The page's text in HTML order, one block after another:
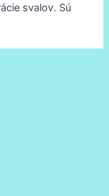
svalov. Sú